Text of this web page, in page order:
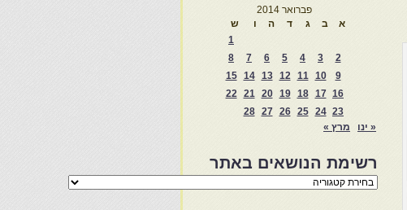
פברואר 2014
א
ב ג ד ה ו
ש
1
2
3
4
5
6
7
8
9
10
11
12
13
14
15
16
17
18
19
20
21
22
23
24
25
26
27
28
« ינו
מרץ »
רשימת הנושאים באתר
רשימת
הנושאים